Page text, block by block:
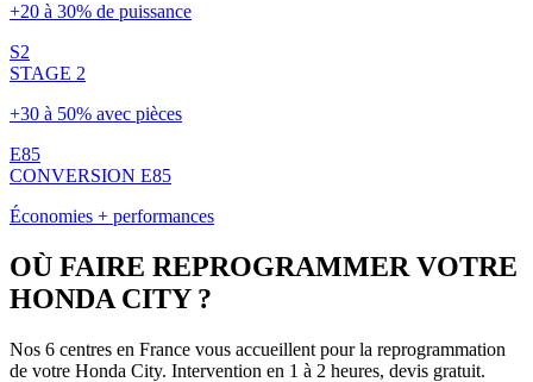
+20 à 30% de puissance
S2
STAGE 2
+30 à 50% avec pièces
E85
CONVERSION E85
Économies + performances
OÙ FAIRE REPROGRAMMER VOTRE
HONDA CITY?
Nos 6 centres en France vous accueillent pour la reprogrammation
de votre Honda City. Intervention en 1 à 2 heures, devis gratuit.